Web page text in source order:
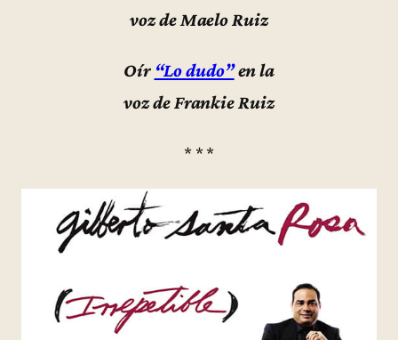
voz de Maelo Ruiz
Oír “Lo dudo”en la
voz de Frankie Ruiz
* * *